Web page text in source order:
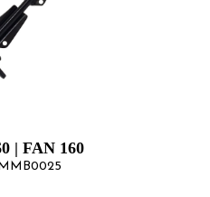
| FAN 160